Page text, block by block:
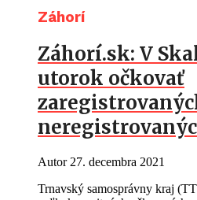
Záhorí
Záhorí.sk: V
utorok očkovať
Autor 27. decembra 2021
Trnavský samosprávny kraj